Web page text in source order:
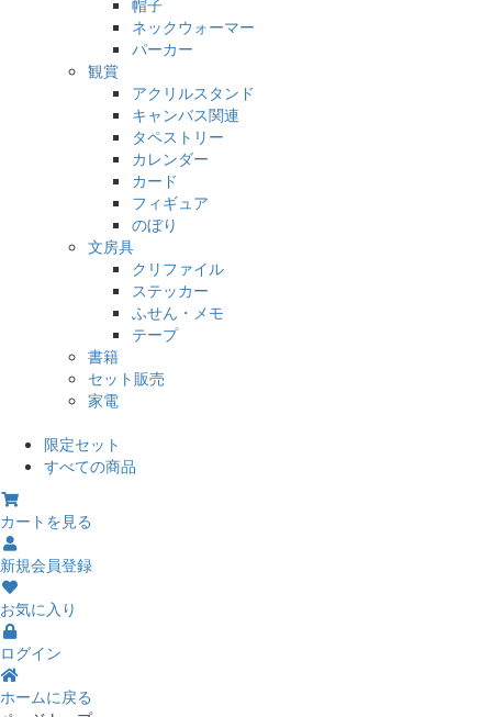
帽子
ネックウォーマー
パーカー
観賞
アクリルスタンド
キャンバス関連
タペストリー
カレンダー
カード
フィギュア
のぼり
文房具
クリファイル
ステッカー
ふせん・メモ
テープ
書籍
セット販売
家電
限定セット
すべての商品
カートを見る
新規会員登録
お気に入り
ログイン
ホームに戻る